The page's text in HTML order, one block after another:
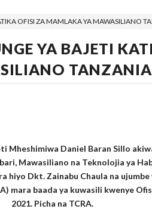
WA MADUKA YA SIMU
07 2026
KWA KUWAWEZESHA
TVLA KWA KUJENGA UWEZO WA
06 2026
OFISI ZA MAMLAKA YA MAWASILIANO
YA BAJETI
TANZANIA
Mheshimiwa Daniel Baran Sillo
Mawasiliano na Teknolojia ya
hiyo Dkt. Zainabu Chaula na
mara baada ya kuwasili kwenye
2021. Picha na TCRA.